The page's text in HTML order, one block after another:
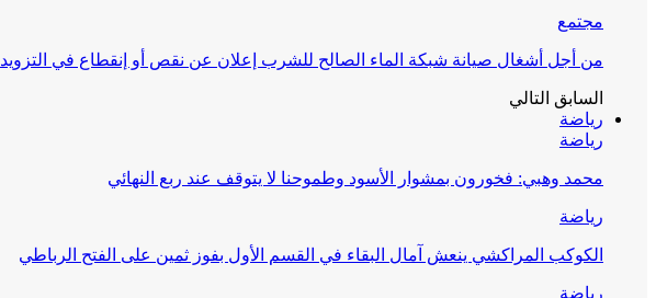
مجتمع
من أجل أشغال صيانة شبكة الماء الصالح للشرب إعلان عن نقص أو إنقطاع في التزويد
السابق التالي
رياضة
رياضة
محمد وهبي: فخورون بمشوار الأسود وطموحنا لا يتوقف عند ربع النهائي
رياضة
الكوكب المراكشي ينعش آمال البقاء في القسم الأول بفوز ثمين على الفتح الرباطي
رياضة